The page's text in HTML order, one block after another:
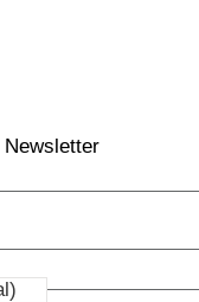
Newsletter